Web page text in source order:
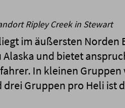
Ripley Creek in Stewart
im äußersten Norden
Alaska und bietet
In kleinen Gruppen
drei Gruppen pro Heli ist